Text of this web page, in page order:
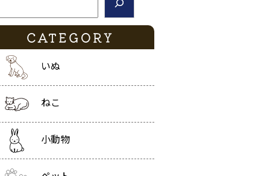
CATEGORY
いぬ
ねこ
小動物